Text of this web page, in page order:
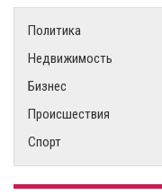
Политика
Недвижимость
Бизнес
Происшествия
Спорт